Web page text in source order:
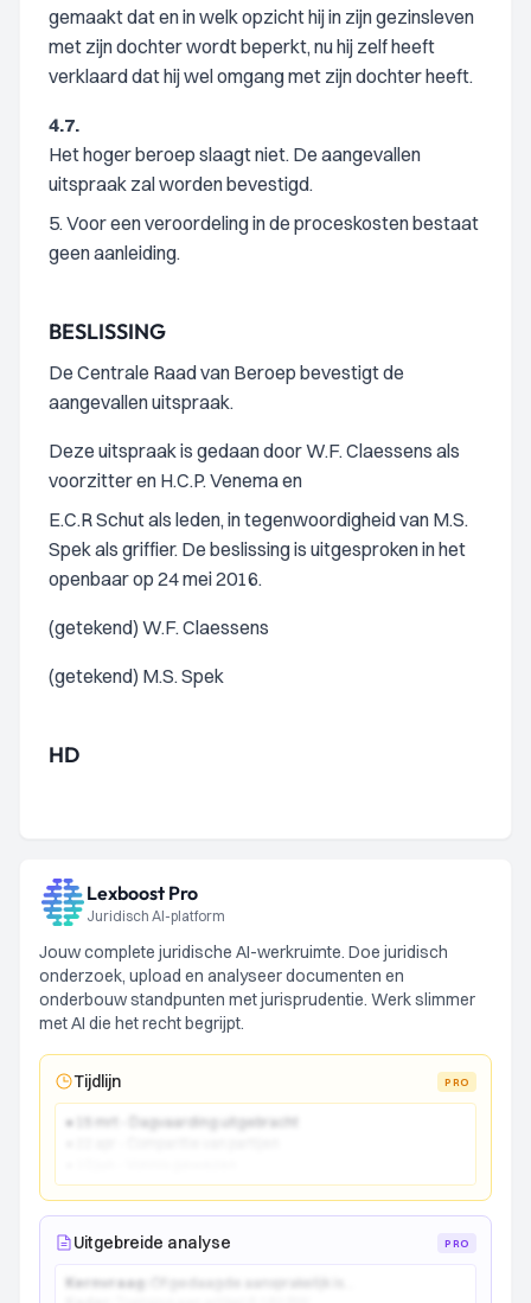
gemaakt dat en in welk opzicht hij in zijn gezinsleven
met zijn dochter wordt beperkt, nu hij zelf heeft
verklaard dat hij wel omgang met zijn dochter heeft.
4.7.
Het hoger beroep slaagt niet. De aangevallen
uitspraak zal worden bevestigd.
5. Voor een veroordeling in de proceskosten bestaat
geen aanleiding.
BESLISSING
De Centrale Raad van Beroep bevestigt de
aangevallen uitspraak.
Deze uitspraak is gedaan door W.F. Claessens als
voorzitter en H.C.P. Venema en
E.C.R Schut als leden, in tegenwoordigheid van M.S.
Spek als griffier. De beslissing is uitgesproken in het
openbaar op 24 mei 2016.
(getekend) W.F. Claessens
(getekend) M.S. Spek
HD
Lexboost Pro
Juridisch AI-platform
Jouw complete juridische AI-werkruimte. Doe juridisch
onderzoek, upload en analyseer documenten en
onderbouw standpunten met jurisprudentie. Werk slimmer
met AI die het recht begrijpt.
Tijdlijn PRO
● 15 mrt - Dagvaarding uitgebracht
Uitgebreide analyse PRO
Kernvraag: